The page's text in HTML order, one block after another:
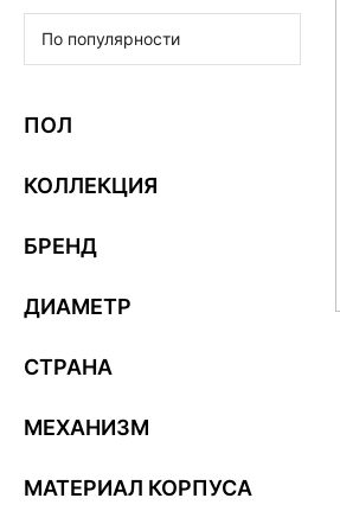
По популярности
ПОЛ
КОЛЛЕКЦИЯ
БРЕНД
ДИАМЕТР
СТРАНА
МЕХАНИЗМ
МАТЕРИАЛ КОРПУСА